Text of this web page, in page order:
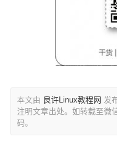
本文由 良许Linux教程网 发
注明文章出处。如转载至微
码。